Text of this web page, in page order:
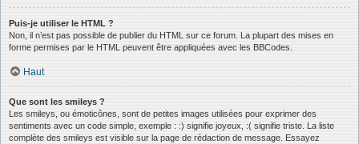
Puis-je utiliser le HTML ?
Non, il n’est pas possible de publier du HTML sur ce forum. La plupart des mises en
forme permises par le HTML peuvent être appliquées avec les BBCodes.
Haut
Que sont les smileys ?
Les smileys, ou émoticônes, sont de petites images utilisées pour exprimer des
sentiments avec un code simple, exemple : :) signifie joyeux, :( signifie triste. La liste
complète des smileys est visible sur la page de rédaction de message. Essayez